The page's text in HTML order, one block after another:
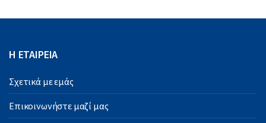
Η ΕΤΑΙΡΕΙΑ
Σχετικά με εμάς
Επικοινωνήστε μαζί μας